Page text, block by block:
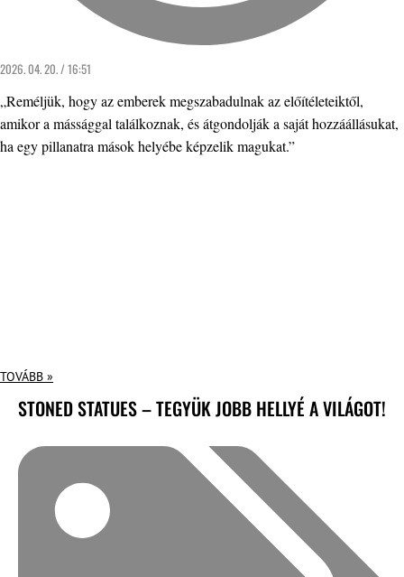
2026. 04. 20. / 16:51
„Reméljük, hogy az emberek megszabadulnak az előítéleteiktől,
amikor a mássággal találkoznak, és átgondolják a saját hozzáállásukat,
ha egy pillanatra mások helyébe képzelik magukat.”
TOVÁBB »
STONED STATUES – TEGYÜK JOBB HELLYÉ A VILÁGOT!